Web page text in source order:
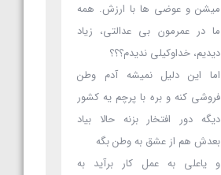
میشن و عوضی ها با ارزش. همه
ما در عمرمون بی عدالتی، زیاد
دیدیم، خداوکیلی ندیدم؟؟؟
اما این دلیل نمیشه آدم وطن
فروشی کنه و بره با پرچم یه کشور
دیگه دور افتخار بزنه حالا بیاد
بعدش هم از عشق به وطن بگه
و یاعلی به عمل کار برآید به